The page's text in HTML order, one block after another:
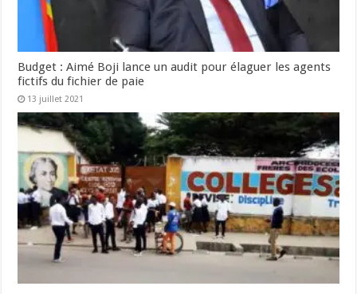
Budget : Aimé Boji lance un audit pour élaguer les agents
fictifs du fichier de paie
13 juillet 2021